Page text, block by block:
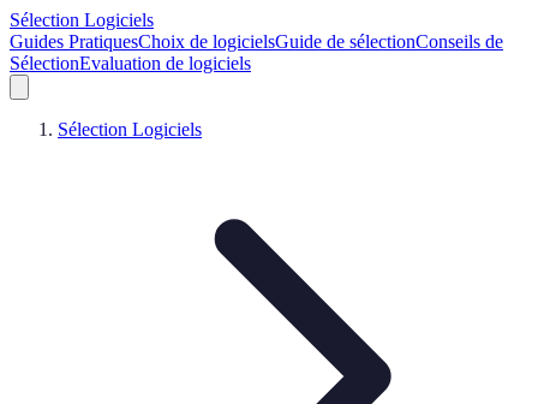
Sélection Logiciels
Guides PratiquesChoix de logicielsGuide de sélectionConseils de
SélectionEvaluation de logiciels
Sélection Logiciels